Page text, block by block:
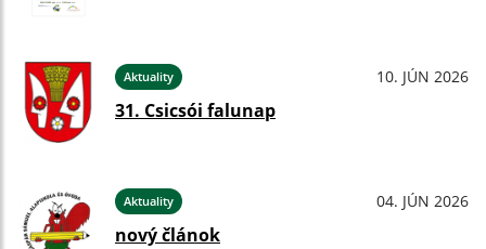
Aktuality 10. JÚN 2026
31. Csicsói falunap
Aktuality 04. JÚN 2026
nový článok